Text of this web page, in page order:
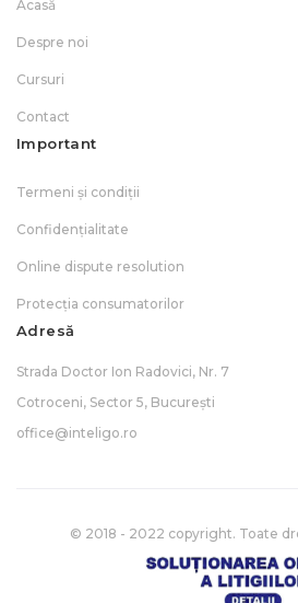
Acasă
Despre noi
Cursuri
Contact
Important
Termeni și condiții
Confidențialitate
Online dispute resolution
Protecția consumatorilor
Adresă
Strada Doctor Ion Radovici, Nr. 7
Cotroceni, Sector 5, București
office@inteligo.ro
© 2018 - 2022 copyright. Toate